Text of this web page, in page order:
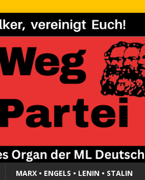
MARX • ENGELS • LENIN • STALIN